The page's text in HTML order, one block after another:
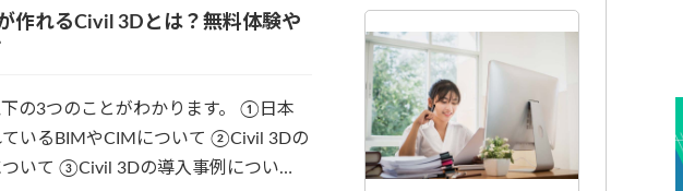
作れるCivil 3Dとは？無料体験や
の3つのことがわかります。 ①日本
いるBIMやCIMについて ②Civil 3Dの
ついて ③Civil 3Dの導入事例につい…